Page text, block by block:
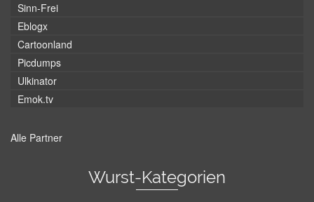
Sinn-Frei
Eblogx
Cartoonland
Picdumps
Ulkinator
Emok.tv
Alle Partner
Wurst-Kategorien